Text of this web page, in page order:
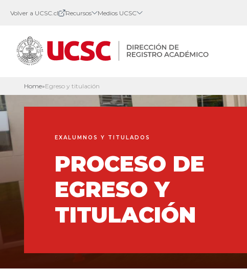
Volver a UCSC.cl Recursos Medios UCSC
Home»Egreso y titulación
EXALUMNOS Y TITULADOS
PROCESO DE
EGRESO Y
TITULACIÓN